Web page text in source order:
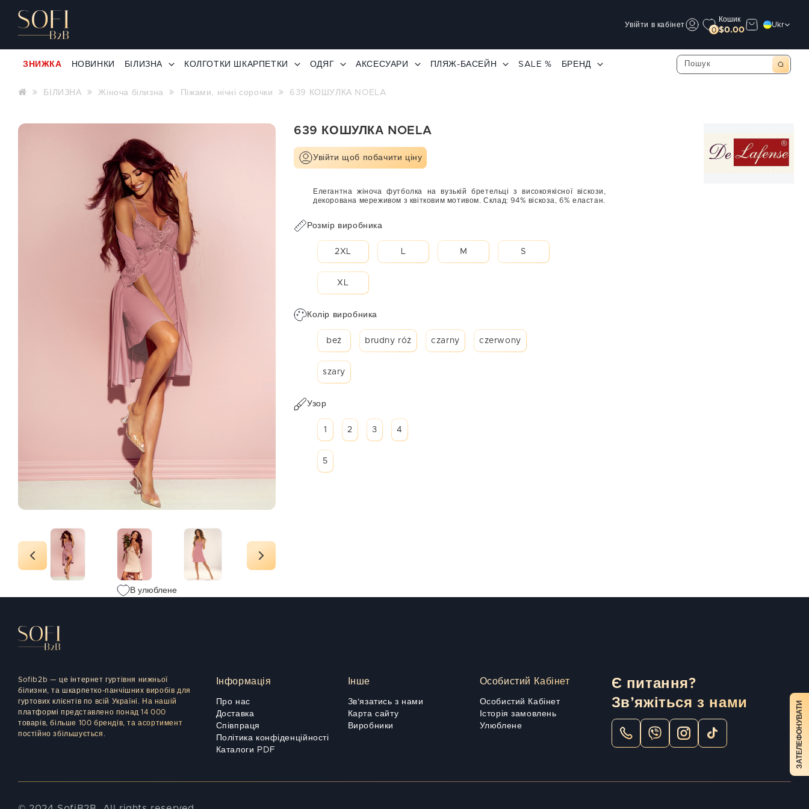
Увійти в кабінет
0
Кошик
$0.00
Ukr
ЗНИЖКА НОВИНКИ БІЛИЗНА КОЛГОТКИ ШКАРПЕТКИ ОДЯГ АКСЕСУАРИ ПЛЯЖ-БАСЕЙН SALE % БРЕНД
БІЛИЗНА Жіноча білизна Піжами, нічні сорочки 639 КОШУЛКА NOELA
В улюблене
639 КОШУЛКА NOELA
Увійти щоб побачити ціну
Елегантна жіноча футболка на вузькій бретельці з високоякісної віскози,
декорована мереживом з квітковим мотивом. Склад: 94% віскоза, 6% еластан.
Розмір виробника
2XL L M S
XL
Колір виробника
beż brudny róż czarny czerwony
szary
Узор
1 2 3 4
5
Sofib2b — це інтернет гуртівня нижньої
білизни, та шкарпетко-панчішних виробів для
гуртових клієнтів по всій Україні. На нашій
платформі представлено понад 14 000
товарів, більше 100 брендів, та асортимент
постійно збільшується.
Інформація
Про нас
Доставка
Співпраця
Політика конфіденційності
Каталоги PDF
Інше
Зв'язатись з нами
Карта сайту
Виробники
Особистий Кабінет
Особистий Кабінет
Історія замовлень
Улюблене
Є питання?
Зв’яжіться з нами
ЗАТЕЛЕФОНУВАТИ